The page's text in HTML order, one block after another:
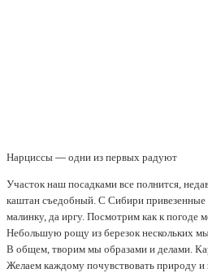
Нарциссы — одни из первых радуют
Участок наш посадками все полнится,
каштан съедобный. С Сибири
малинку, да иргу. Посмотрим как к погоде
Небольшую рощу из березок нескольких
В общем, творим мы образами и делами.
Желаем каждому почувствовать природу и